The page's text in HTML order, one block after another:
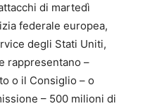
di martedì
federale europea,
degli Stati Uniti,
rappresentano –
o il Consiglio – o
– 500 milioni di